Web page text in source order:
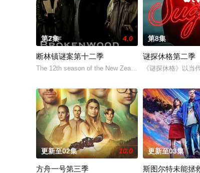
第2集 4.0
断林镇谜案第十二季
The 12th season of the New Zealand drama series “The
第8集
谜探休格第二季
《谜探休格》以
更新至02集 10.0
方舟一号第三季
更新至03集
斯图尔特未能拯